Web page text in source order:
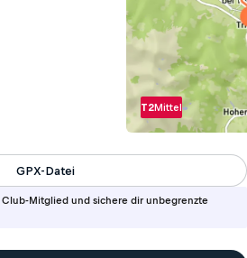
T2Mittel
Mitglied und sichere dir unbegrenzte
GPX-Datei